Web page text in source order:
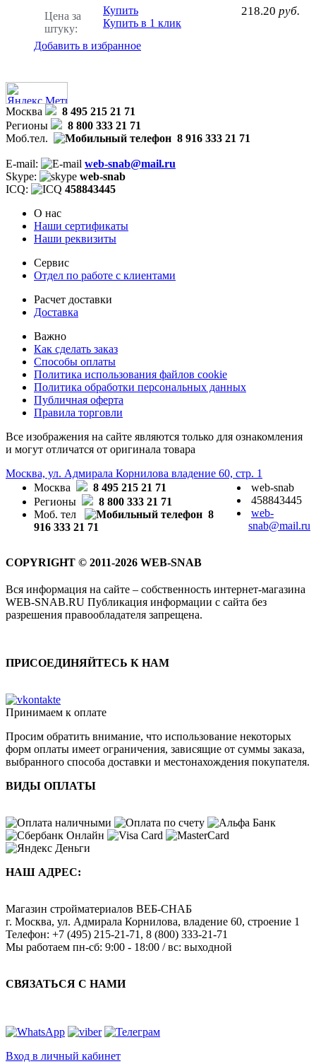
Цена за
штуку:
218.20 руб.
Купить
Купить в 1 клик
Добавить в избранное
Москва
8 495 215 21 71
Регионы
8 800 333 21 71
Моб.тел.
8 916 333 21 71
E-mail:
web-snab@mail.ru
Skype:
web-snab
ICQ:
458843445
О нас
Наши сертификаты
Наши реквизиты
Сервис
Отдел по работе с клиентами
Расчет доставки
Доставка
Важно
Как сделать заказ
Способы оплаты
Политика использования файлов cookie
Политика обработки персональных данных
Публичная оферта
Правила торговли
Все изображения на сайте являются только для ознакомления
и могут отличатся от оригинала товара
Москва, ул. Адмирала Корнилова владение 60, стр. 1
Москва
8 495 215 21 71
Регионы
8 800 333 21 71
Моб. тел
8
916 333 21 71
web-snab
458843445
web-
snab@mail.ru
COPYRIGHT © 2011-2026 WEB-SNAB
Вся информация на сайте – собственность интернет-магазина
WEB-SNAB.RU Публикация информации с сайта без
разрешения правообладателя запрещена.
ПРИСОЕДИНЯЙТЕСЬ К НАМ
Принимаем к оплате
Просим обратить внимание, что использование некоторых
форм оплаты имеет ограничения, зависящие от суммы заказа,
выбранного способа доставки и местонахождения покупателя.
ВИДЫ ОПЛАТЫ
НАШ АДРЕС:
Магазин стройматериалов ВЕБ-СНАБ
г. Москва, ул. Адмирала Корнилова, владение 60, строение 1
Телефон: +7 (495) 215-21-71 , 8 (800) 333-21-71
Мы работаем пн-сб: 9:00 - 18:00 / вс: выходной
СВЯЗАТЬСЯ С НАМИ
Вход в личный кабинет